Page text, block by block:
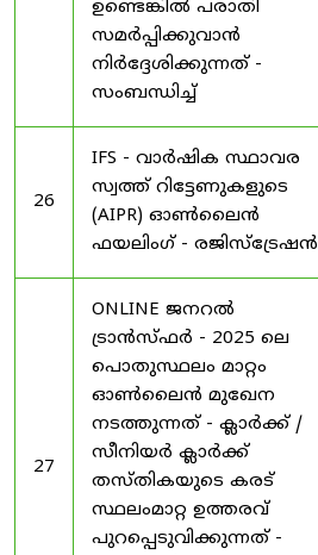
ഉണ്ടെങ്കിൽ പരാതി
സമർപ്പിക്കുവാൻ
നിർദ്ദേശിക്കുന്നത് -
സംബന്ധിച്ച്
26
IFS - വാർഷിക സ്ഥാവര
സ്വത്ത് റിട്ടേണുകളുടെ
(AIPR) ഓൺലൈൻ
ഫയലിംഗ് - രജിസ്ട്രേഷൻ
27
ONLINE ജനറൽ
ട്രാൻസ്ഫർ - 2025 ലെ
പൊതുസ്ഥലം മാറ്റം
ഓൺലൈൻ മുഖേന
നടത്തുന്നത് - ക്ലാർക്ക് /
സീനിയർ ക്ലാർക്ക്
തസ്തികയുടെ കരട്
സ്ഥലംമാറ്റ ഉത്തരവ്
പുറപ്പെടുവിക്കുന്നത് -